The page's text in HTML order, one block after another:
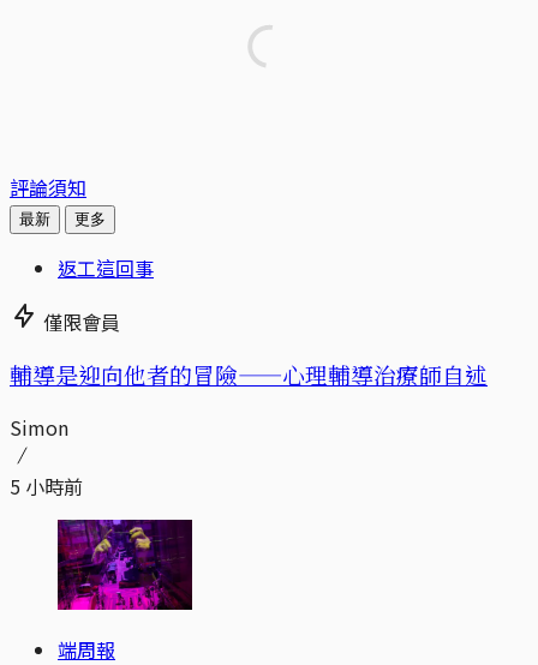
評論須知
最新 更多
返工這回事
僅限會員
輔導是迎向他者的冒險——心理輔導治療師自述
Simon
5 小時前
端周報